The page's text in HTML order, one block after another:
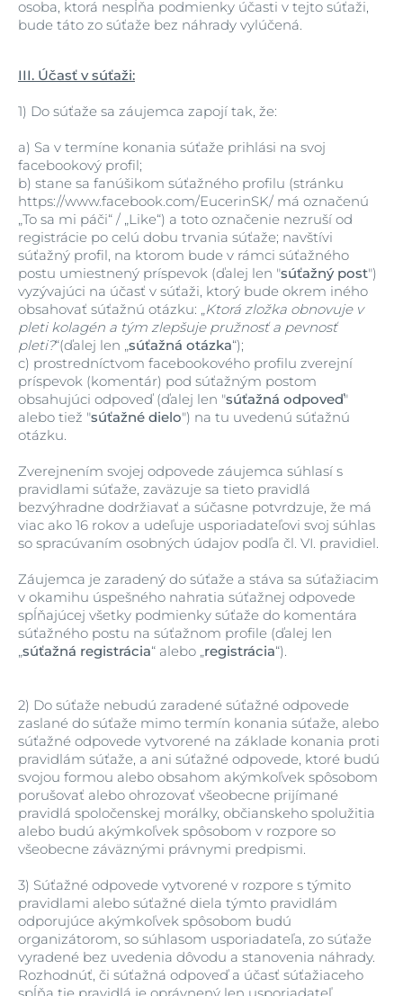
osoba, ktorá nespĺňa podmienky účasti v tejto súťaži,
bude táto zo súťaže bez náhrady vylúčená.
III. Účasť v súťaži:
1) Do súťaže sa záujemca zapojí tak, že:
a) Sa v termíne konania súťaže prihlási na svoj
facebookový profil;
b) stane sa fanúšikom súťažného profilu (stránku
https://www.facebook.com/EucerinSK/ má označenú
„To sa mi páči“ / „Like“) a toto označenie nezruší od
registrácie po celú dobu trvania súťaže; navštívi
súťažný profil, na ktorom bude v rámci súťažného
postu umiestnený príspevok (ďalej len "súťažný post")
vyzývajúci na účasť v súťaži, ktorý bude okrem iného
obsahovať súťažnú otázku: „Ktorá zložka obnovuje v
pleti kolagén a tým zlepšuje pružnosť a pevnosť
pleti?“(ďalej len „súťažná otázka“);
c) prostredníctvom facebookového profilu zverejní
príspevok (komentár) pod súťažným postom
obsahujúci odpoveď (ďalej len "súťažná odpoveď"
alebo tiež "súťažné dielo") na tu uvedenú súťažnú
otázku.
Zverejnením svojej odpovede záujemca súhlasí s
pravidlami súťaže, zaväzuje sa tieto pravidlá
bezvýhradne dodržiavať a súčasne potvrdzuje, že má
viac ako 16 rokov a udeľuje usporiadateľovi svoj súhlas
so spracúvaním osobných údajov podľa čl. VI. pravidiel.
Záujemca je zaradený do súťaže a stáva sa súťažiacim
v okamihu úspešného nahratia súťažnej odpovede
spĺňajúcej všetky podmienky súťaže do komentára
súťažného postu na súťažnom profile (ďalej len
„súťažná registrácia“ alebo „registrácia“).
2) Do súťaže nebudú zaradené súťažné odpovede
zaslané do súťaže mimo termín konania súťaže, alebo
súťažné odpovede vytvorené na základe konania proti
pravidlám súťaže, a ani súťažné odpovede, ktoré budú
svojou formou alebo obsahom akýmkoľvek spôsobom
porušovať alebo ohrozovať všeobecne prijímané
pravidlá spoločenskej morálky, občianskeho spolužitia
alebo budú akýmkoľvek spôsobom v rozpore so
všeobecne záväznými právnymi predpismi.
3) Súťažné odpovede vytvorené v rozpore s týmito
pravidlami alebo súťažné diela týmto pravidlám
odporujúce akýmkoľvek spôsobom budú
organizátorom, so súhlasom usporiadateľa, zo súťaže
vyradené bez uvedenia dôvodu a stanovenia náhrady.
Rozhodnúť, či súťažná odpoveď a účasť súťažiaceho